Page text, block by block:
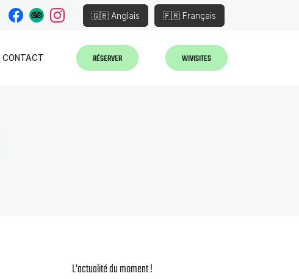
🇬🇧 Anglais 🇫🇷 Français
CONTACT RÉSERVER WIVISITES
L'actualité du moment !